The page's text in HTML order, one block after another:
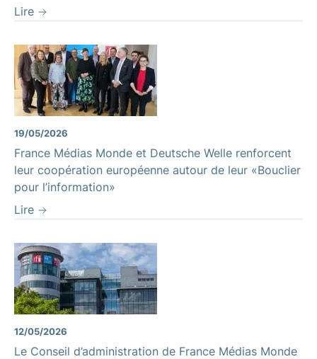
Lire
19/05/2026
France Médias Monde et Deutsche Welle renforcent
leur coopération européenne autour de leur «Bouclier
pour l’information»
Lire
12/05/2026
Le Conseil d’administration de France Médias Monde